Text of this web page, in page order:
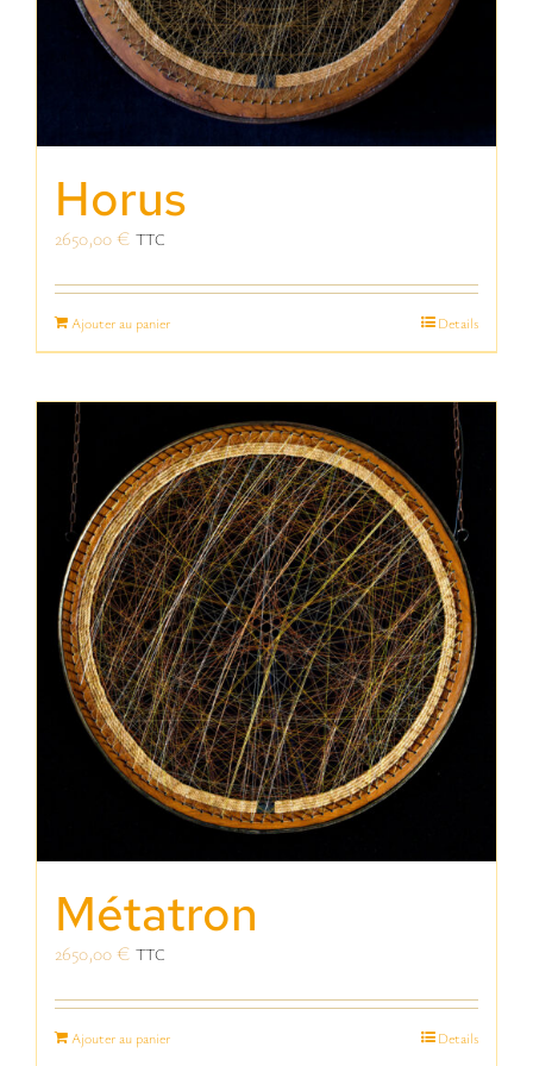
Horus
2650,00€ TTC
Ajouter au panier Details
Métatron
2650,00€ TTC
Ajouter au panier Details